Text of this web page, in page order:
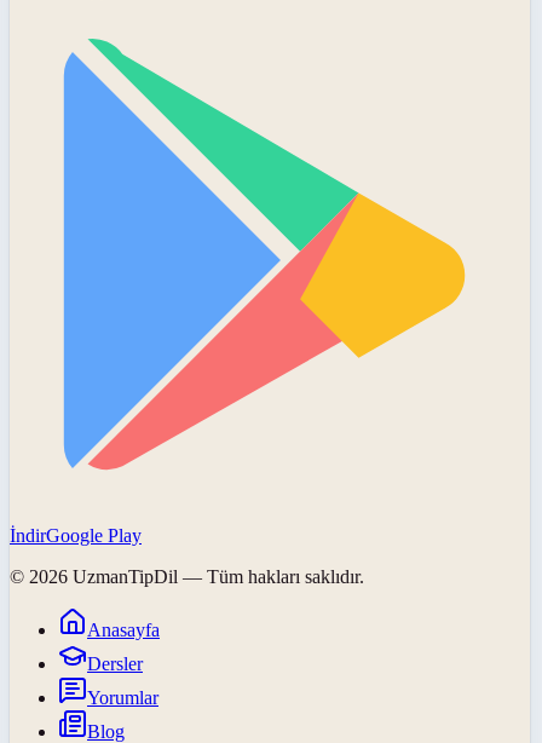
İndirGoogle Play
© 2026 UzmanTipDil — Tüm hakları saklıdır.
Anasayfa
Dersler
Yorumlar
Blog